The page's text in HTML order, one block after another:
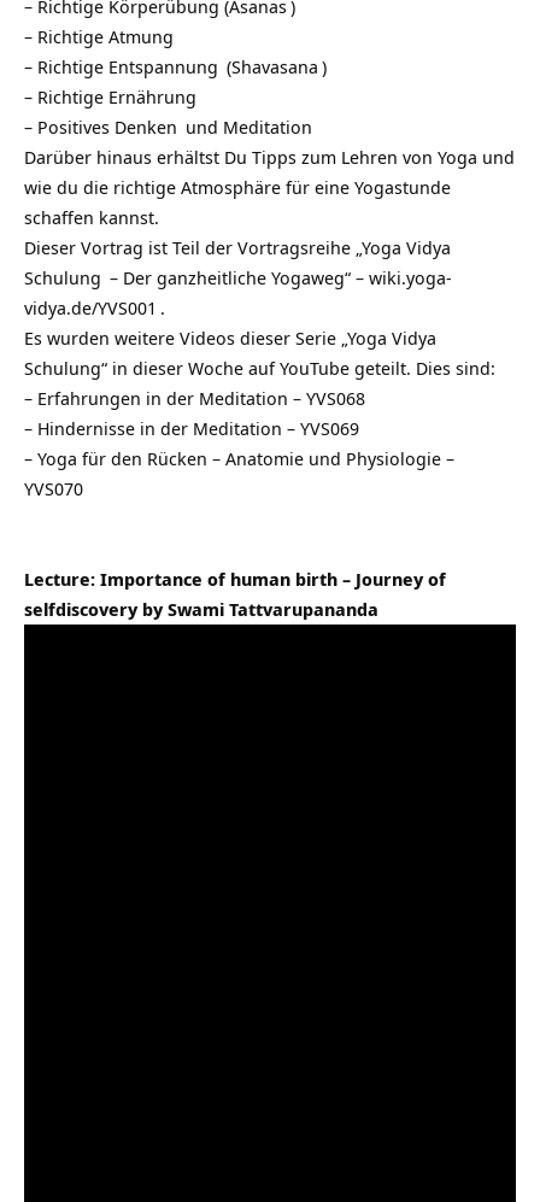
– Richtige Körperübung (Asanas)
– Richtige Atmung
– Richtige Entspannung (Shavasana )
– Richtige Ernährung
– Positives Denken und Meditation
Darüber hinaus erhältst Du Tipps zum Lehren von Yoga und
wie du die richtige Atmosphäre für eine Yogastunde
schaffen kannst.
Dieser Vortrag ist Teil der Vortragsreihe „Yoga Vidya
Schulung – Der ganzheitliche Yogaweg“ – wiki.yoga-
vidya.de/YVS001 .
Es wurden weitere Videos dieser Serie „Yoga Vidya
Schulung“ in dieser Woche auf YouTube geteilt. Dies sind:
– Erfahrungen in der Meditation – YVS068
– Hindernisse in der Meditation – YVS069
– Yoga für den Rücken – Anatomie und Physiologie –
YVS070
Lecture: Importance of human birth – Journey of
selfdiscovery by Swami Tattvarupananda